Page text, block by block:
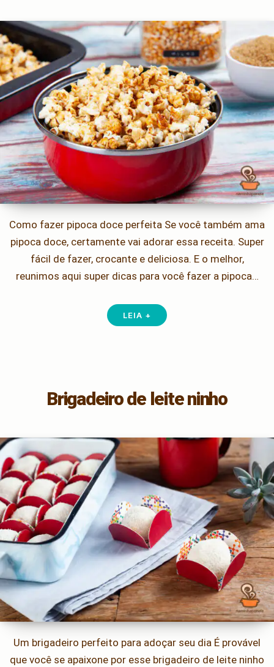
Como fazer pipoca doce perfeita Se você também ama
pipoca doce, certamente vai adorar essa receita. Super
fácil de fazer, crocante e deliciosa. E o melhor,
reunimos aqui super dicas para você fazer a pipoca…
LEIA +
Brigadeiro de leite ninho
Um brigadeiro perfeito para adoçar seu dia É provável
que você se apaixone por esse brigadeiro de leite ninho